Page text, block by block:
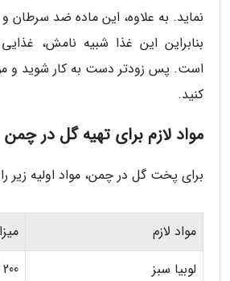
نماید. به علاوه، این ماده ضد
بنابراین این غذا شبیه نامش،
است. پس زودتر دست به کار شوید و
کنید.
مواد لازم برای تهیه گل در چمن
برای پخت گل در چمن، مواد اولیه زیر
مواد لازم
لوبیا سبز
200 گرم